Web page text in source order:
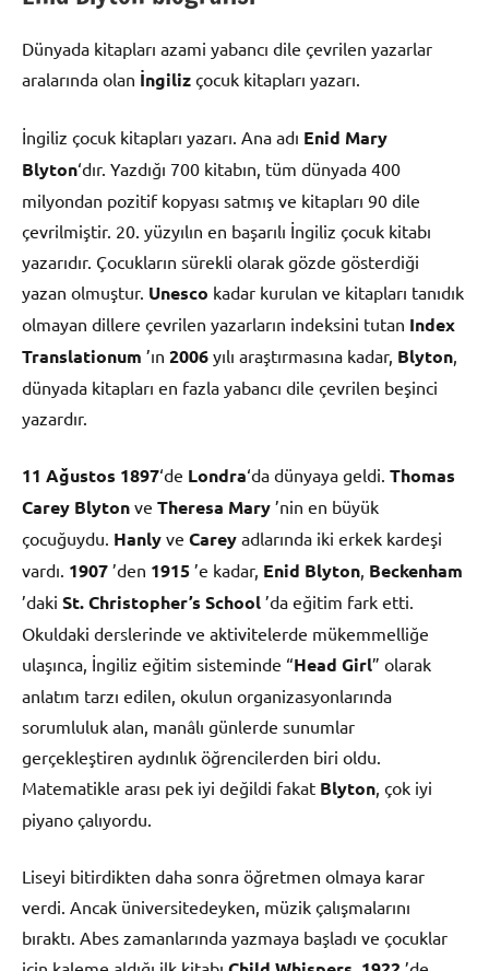
Dünyada kitapları azami yabancı dile çevrilen yazarlar
aralarında olan İngiliz çocuk kitapları yazarı.
İngiliz çocuk kitapları yazarı. Ana adı Enid Mary
Blyton‘dır. Yazdığı 700 kitabın, tüm dünyada 400
milyondan pozitif kopyası satmış ve kitapları 90 dile
çevrilmiştir. 20. yüzyılın en başarılı İngiliz çocuk kitabı
yazarıdır. Çocukların sürekli olarak gözde gösterdiği
yazan olmuştur. Unesco kadar kurulan ve kitapları tanıdık
olmayan dillere çevrilen yazarların indeksini tutan Index
Translationum ’ın 2006 yılı araştırmasına kadar, Blyton
dünyada kitapları en fazla yabancı dile çevrilen beşinci
yazardır.
11 Ağustos 1897‘de Londra‘da dünyaya geldi. Thomas
Carey Blyton ve Theresa Mary ’nin en büyük
çocuğuydu. Hanly ve Carey adlarında iki erkek kardeşi
vardı. 1907 ’den 1915 ’e kadar, Enid Blyton Beckenham
’daki St. Christopher’s School ’da eğitim fark etti.
Okuldaki derslerinde ve aktivitelerde mükemmelliğe
ulaşınca, İngiliz eğitim sisteminde “Head Girl” olarak
anlatım tarzı edilen, okulun organizasyonlarında
sorumluluk alan, manâlı günlerde sunumlar
gerçekleştiren aydınlık öğrencilerden biri oldu.
Matematikle arası pek iyi değildi fakat Blyton , çok iyi
piyano çalıyordu.
Liseyi bitirdikten daha sonra öğretmen olmaya karar
verdi. Ancak üniversitedeyken, müzik çalışmalarını
bıraktı. Abes zamanlarında yazmaya başladı ve çocuklar